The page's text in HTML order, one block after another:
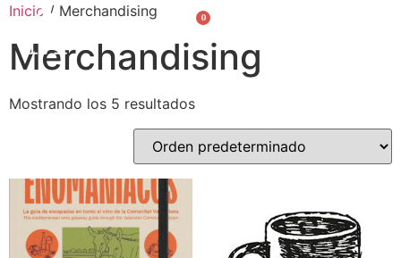
0
Inicio / Merchandising
Merchandising
Mostrando los 5 resultados